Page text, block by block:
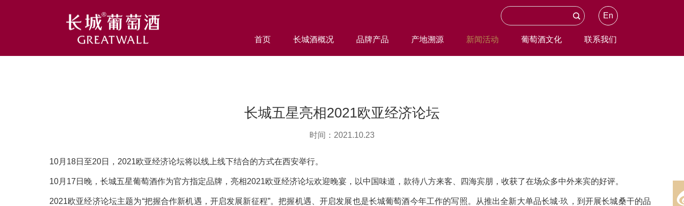
En
首页 长城酒概况 品牌产品 产地溯源 新闻活动 葡萄酒文化 联系我们
长城五星亮相2021欧亚经济论坛
时间：2021.10.23
10月18日至20日，2021欧亚经济论坛将以线上线下结合的方式在西安举行。
10月17日晚，长城五星葡萄酒作为官方指定品牌，亮相2021欧亚经济论坛欢迎晚宴，以中国味道，款待八方来客、四海宾朋，收获了在场众多中外来宾的好评。
2021欧亚经济论坛主题为“把握合作新机遇，开启发展新征程”。把握机遇、开启发展也是长城葡萄酒今年工作的写照。从推出全新大单品长城·玖，到开展长城桑干的品